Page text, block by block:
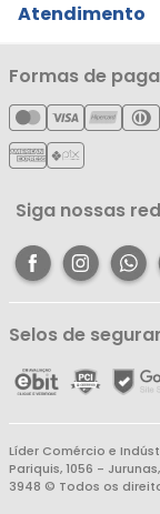
Notícias
Cartão Líderzan
Trocas e
Política de
Política de
Política de
Atendimento
Minha Conta
Meus Pedidos
Meus Favoritos
Central de
Formas de
Siga nossas
Selos de
Líder Comércio e
Pariquis, 1056 -
3948 © Todos os